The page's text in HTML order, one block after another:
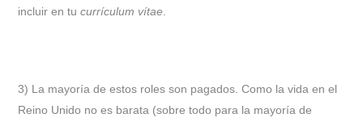
incluir en tu currículum vítae.
3) La mayoría de estos roles son pagados. Como la vida en el
Reino Unido no es barata (sobre todo para la mayoría de